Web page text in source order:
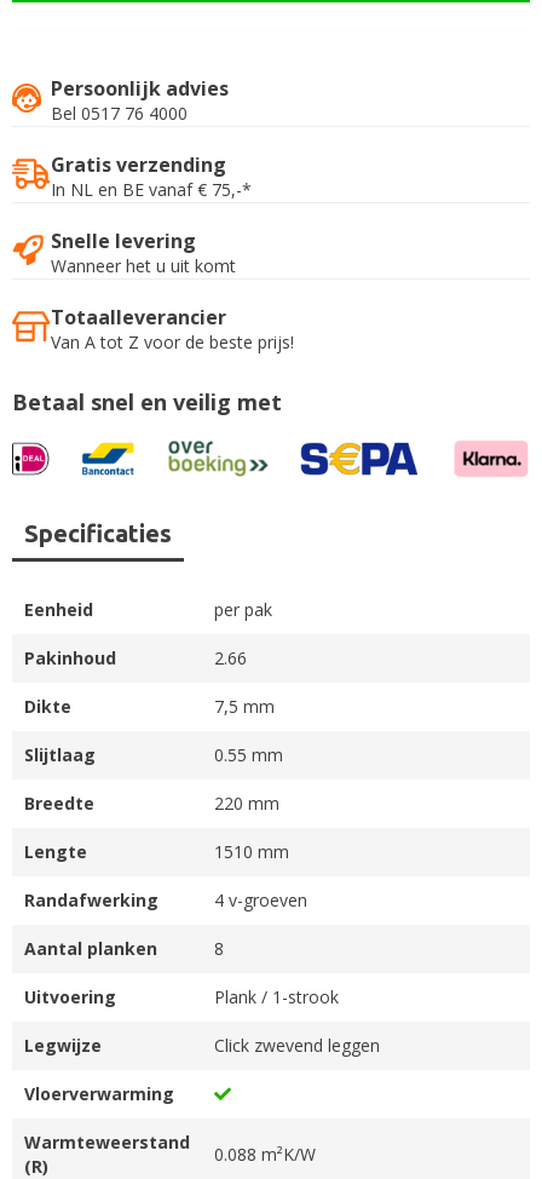
Persoonlijk advies
Bel 0517 76 4000
Gratis verzending
In NL en BE vanaf € 75,-*
Snelle levering
Wanneer het u uit komt
Totaalleverancier
Van A tot Z voor de beste prijs!
Betaal snel en veilig met
Specificaties
Eenheid per pak
Pakinhoud 2.66
Dikte 7,5 mm
Slijtlaag 0.55 mm
Breedte 220 mm
Lengte 1510 mm
Randafwerking 4 v-groeven
Aantal planken 8
Uitvoering Plank / 1-strook
Legwijze Click zwevend leggen
Vloerverwarming
Warmteweerstand
(R)
0.088 m²K/W